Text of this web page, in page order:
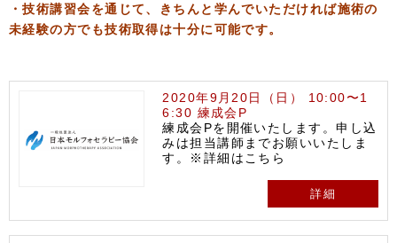
・技術講習会を通じて、きちんと学んでいただければ施術の
未経験の方でも技術取得は十分に可能です。
2020年9月20日（日） 10:00〜1
6:30 練成会P
練成会Pを開催いたします。申し込
みは担当講師までお願いいたしま
す。※詳細はこちら
詳細